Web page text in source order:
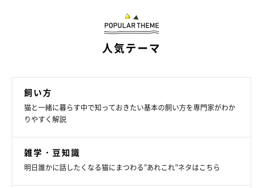
人気テーマ
飼い方
猫と一緒に暮らす中で知っておきたい基本の飼い方を専門家がわか
りやすく解説
雑学・豆知識
明日誰かに話したくなる猫にまつわる”あれこれ”ネタはこちら